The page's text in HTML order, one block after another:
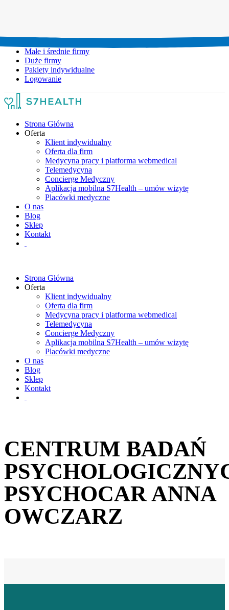
Małe i średnie firmy
Duże firmy
Pakiety indywidualne
Logowanie
Strona Główna
Oferta
Klient indywidualny
Oferta dla firm
Medycyna pracy i platforma webmedical
Telemedycyna
Concierge Medyczny
Aplikacja mobilna S7Health – umów wizytę
Placówki medyczne
O nas
Blog
Sklep
Kontakt
Strona Główna
Oferta
Klient indywidualny
Oferta dla firm
Medycyna pracy i platforma webmedical
Telemedycyna
Concierge Medyczny
Aplikacja mobilna S7Health – umów wizytę
Placówki medyczne
O nas
Blog
Sklep
Kontakt
CENTRUM BADAŃ
PSYCHOCAR ANNA
OWCZARZ